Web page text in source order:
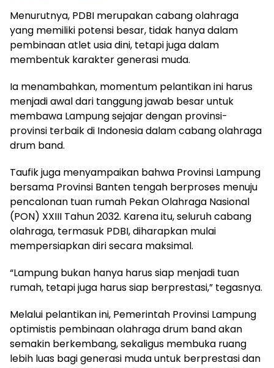
Menurutnya, PDBI merupakan cabang olahraga
yang memiliki potensi besar, tidak hanya dalam
pembinaan atlet usia dini, tetapi juga dalam
membentuk karakter generasi muda.
Ia menambahkan, momentum pelantikan ini harus
menjadi awal dari tanggung jawab besar untuk
membawa Lampung sejajar dengan provinsi-
provinsi terbaik di Indonesia dalam cabang olahraga
drum band.
Taufik juga menyampaikan bahwa Provinsi Lampung
bersama Provinsi Banten tengah berproses menuju
pencalonan tuan rumah Pekan Olahraga Nasional
(PON) XXIII Tahun 2032. Karena itu, seluruh cabang
olahraga, termasuk PDBI, diharapkan mulai
mempersiapkan diri secara maksimal.
“Lampung bukan hanya harus siap menjadi tuan
rumah, tetapi juga harus siap berprestasi,” tegasnya.
Melalui pelantikan ini, Pemerintah Provinsi Lampung
optimistis pembinaan olahraga drum band akan
semakin berkembang, sekaligus membuka ruang
lebih luas bagi generasi muda untuk berprestasi dan